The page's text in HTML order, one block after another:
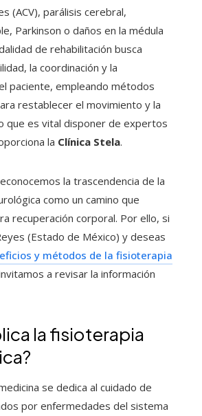
(ACV), parálisis cerebral,
Parkinson o daños en la médula
de rehabilitación busca
la coordinación y la
paciente, empleando métodos
restablecer el movimiento y la
que es vital disponer de expertos
la Clínica Stela.
la trascendencia de la
como un camino que
recuperación corporal. Por ello, si
(Estado de México) y deseas
y métodos de la fisioterapia
a revisar la información
la fisioterapia
se dedica al cuidado de
por enfermedades del sistema